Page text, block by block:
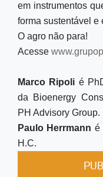
em instrumentos
forma sustentável e
O agro não para!
Acesse
Marco Ripoli é
da Bioenergy
PH Advisory Group.
Paulo Herrmann é
H.C.